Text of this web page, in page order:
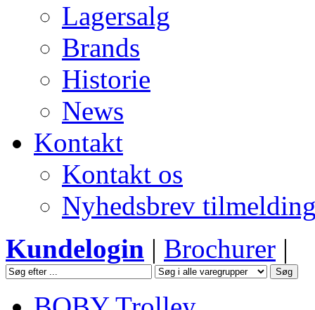
Lagersalg
Brands
Historie
News
Kontakt
Kontakt os
Nyhedsbrev
Kundelogin | Brochurer |